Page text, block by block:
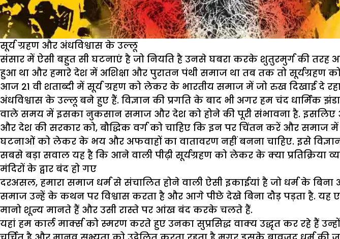
सूर्य ग्रहण और अंधविश्वास के उल्लू
संसार में ऐसी बहुत सी घटनाएं है जो नियति है उनसे घबरा करके शुतुरमुर्ग की तरह
हुआ था और हमारे देश में अशिक्षा और पुरातन पंथी समाज था तब तक तो
आज 21 वी शताब्दी में सूर्य ग्रहण को लेकर के भारतीय समाज में जो रुख दिखाई
अंधविश्वास के उल्लू बने हुए हैं. विज्ञान की प्रगति के बाद भी अगर हम चंद
वाले समय में इसका नुकसान समाज और देश को होने की पूरी संभावना है.
और देश की सरकार को, बौद्धिक वर्ग को चाहिए कि इन पर चिंतन करें और
घटनाओं को लेकर के भय और अफवाहों का वातावरण नहीं बनना चाहिए. इसे
सबसे बड़ा सवाल यह है कि आने वाली पीढ़ी सूर्यग्रहण को लेकर के क्या प्रतिक्रिया
मंदिरों के द्वार बंद हो गए
दरअसल, हमारा समाज धर्म से संचालित होने वाली ऐसी इकाईयां है जो धर्म के
समाज उन्हें के कथन पर विश्वास करता है और आगे पीछे देखे बिना दौड़ पड़ता है.
मानो शून्य मानते हैं और उसी रास्ते पर आंख बंद करके चलते हैं.
यहां हम कार्ल मार्क्स को स्मरण करते हुए उनका सुप्रसिद्ध वाक्य उद्धृत कर रहे हैं